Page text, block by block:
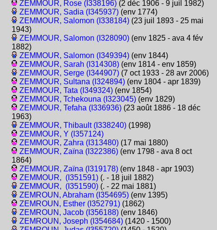
ZEMMOUR, Rose (I338196) (2 déc 1906 - 9 juil 1982)
ZEMMOUR, Sadia (I345937) (env 1774)
ZEMMOUR, Salomon (I338184) (23 juil 1893 - 25 mai
1943)
ZEMMOUR, Salomon (I328090) (env 1825 - ava 4 fév
1882)
ZEMMOUR, Salomon (I349394) (env 1844)
ZEMMOUR, Sarah (I314308) (env 1814 - env 1859)
ZEMMOUR, Serge (I344907) (7 oct 1933 - 28 avr 2006)
ZEMMOUR, Sultana (I324894) (env 1804 - apr 1839)
ZEMMOUR, Tata (I349324) (env 1854)
ZEMMOUR, Tchekouna (I323045) (env 1829)
ZEMMOUR, Tefaha (I336936) (23 août 1886 - 18 déc
1963)
ZEMMOUR, Thibault (I338240) (1998)
ZEMMOUR, Y (I357124)
ZEMMOUR, Zahra (I313480) (17 mai 1880)
ZEMMOUR, Zaïna (I322386) (env 1798 - ava 8 oct
1864)
ZEMMOUR, Zaïna (I319178) (env 1848 - apr 1903)
ZEMMOUR, (I351591) (. - 18 juil 1882)
ZEMMOUR, (I351590) (. - 22 mai 1881)
ZEMROUN, Abraham (I354695) (env 1395)
ZEMROUN, Esther (I352791) (1862)
ZEMROUN, Jacob (I356188) (env 1846)
ZEMROUN, Joseph (I354684) (1420 - 1500)